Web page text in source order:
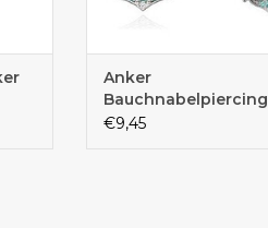
Anker
Bauchnabelpiercing
€9,45